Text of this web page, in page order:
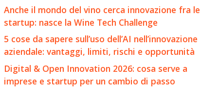
Anche il mondo del vino cerca innovazione fra le
startup: nasce la Wine Tech Challenge
5 cose da sapere sull’uso dell’AI nell’innovazione
aziendale: vantaggi, limiti, rischi e opportunità
Digital & Open Innovation 2026: cosa serve a
imprese e startup per un cambio di passo